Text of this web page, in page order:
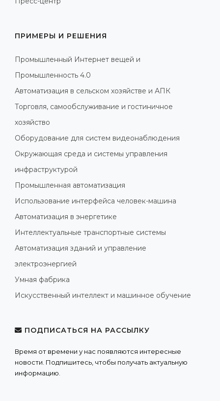
ПРИМЕРЫ И РЕШЕНИЯ
Промышленный Интернет вещей и
Промышленность 4.0
Автоматизация в сельском хозяйстве и АПК
Торговля, самообслуживание и гостиничное
хозяйство
Оборудование для систем видеонаблюдения
Окружающая среда и системы управления
инфраструктурой
Промышленная автоматизация
Использование интерфейса человек-машина
Автоматизация в энергетике
Интеллектуальные транспортные системы
Автоматизация зданий и управление
электроэнергией
Умная фабрика
Искусственный интеллект и машинное обучение
ПОДПИСАТЬСЯ НА РАССЫЛКУ
Время от времени у нас появляются интересные
новости. Подпишитесь, чтобы получать актуальную
информацию.